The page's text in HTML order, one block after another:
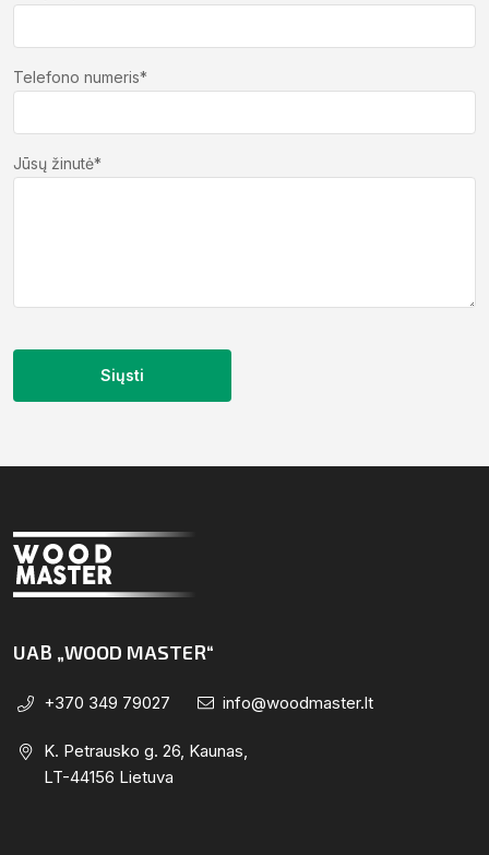
Telefono numeris*
Jūsų žinutė*
UAB „WOOD MASTER“
+370 349 79027 info@woodmaster.lt
K. Petrausko g. 26, Kaunas,
LT-44156 Lietuva